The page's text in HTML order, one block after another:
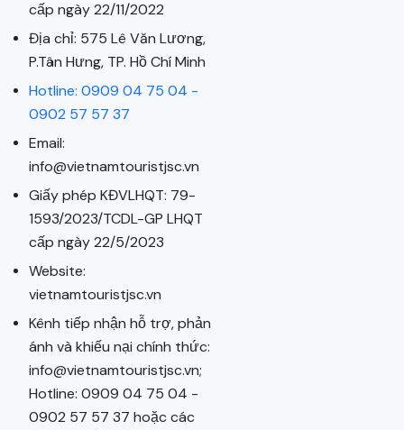
cấp ngày 22/11/2022
Địa chỉ: 575 Lê Văn Lương,
P.Tân Hưng, TP. Hồ Chí Minh
Hotline: 0909 04 75 04 -
0902 57 57 37
Email:
info@vietnamtouristjsc.vn
Giấy phép KĐVLHQT: 79-
1593/2023/TCDL-GP LHQT
cấp ngày 22/5/2023
Website:
vietnamtouristjsc.vn
Kênh tiếp nhận hỗ trợ, phản
ánh và khiếu nại chính thức:
info@vietnamtouristjsc.vn;
Hotline: 0909 04 75 04 -
0902 57 57 37 hoặc các